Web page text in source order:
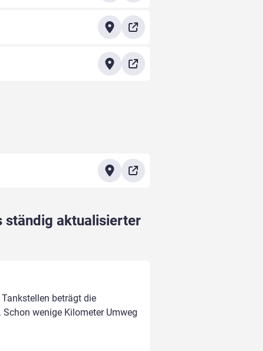
ständig aktualisierter
beträgt die
Schon wenige Kilometer Umweg